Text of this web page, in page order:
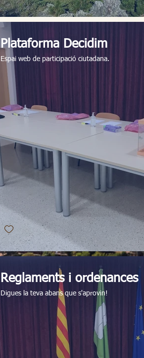
Plataforma Decidim
Espai web de participació ciutadana.
Reglaments i ordenances
Digues la teva abans que s'aprovin!